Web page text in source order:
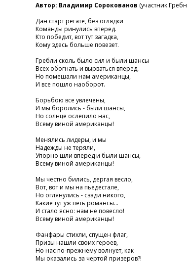
Автор: Владимир Сорокованов (участник
Дан старт регате, без оглядки
Команды ринулись вперед.
Кто победит, вот тут загадка,
Кому здесь больше повезет.
Гребли сколь было сил и были шансы
Всех обогнать и вырваться вперед,
Но помешали нам американцы,
И все пошло наоборот.
Борьбою все увлечены,
И мы боролись - были шансы,
Но солнце ослепило нас,
Всему виной американцы!
Менялись лидеры, и мы
Надежды не теряли,
Упорно шли вперед и были шансы,
Всему виной американцы!
Мы честно бились, дергая весло,
Вот, вот и мы на пьедестале,
Но оглянулись - сзади никого,
Какие тут уж петь романсы...
И стало ясно: нам не повесло!
Всему виной американцы!
Фанфары стихли, спущен флаг,
Призы нашли своих героев,
Но нас по-прежнему волнует, как
Мы оказались за чертой призеров?!